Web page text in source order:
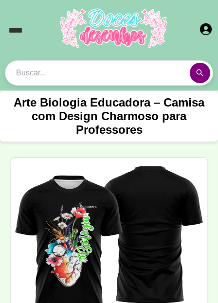
Arte Biologia Educadora – Camisa
com Design Charmoso para
Professores